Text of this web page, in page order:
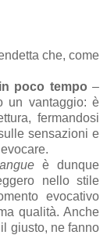
che, come
poco tempo –
un vantaggio: è
fermandosi
sensazioni e
è dunque
nello stile
evocativo
qualità. Anche
giusto, ne fanno